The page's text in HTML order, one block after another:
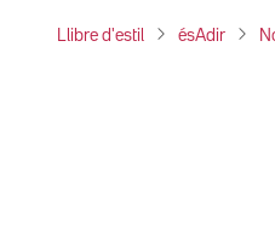
Llibre d'estil ésAdir